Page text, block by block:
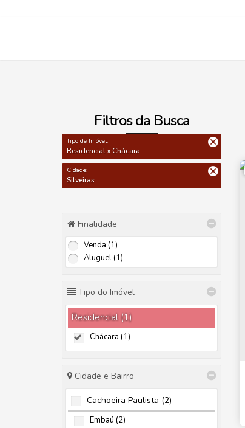
Filtros da Busca
Tipo de Imóvel:
Residencial » Chácara
Cidade:
Silveiras
Finalidade
Venda (1)
Aluguel (1)
Tipo do Imóvel
Residencial (1)
Chácara (1)
Cidade e Bairro
Cachoeira Paulista (2)
Embaú (2)